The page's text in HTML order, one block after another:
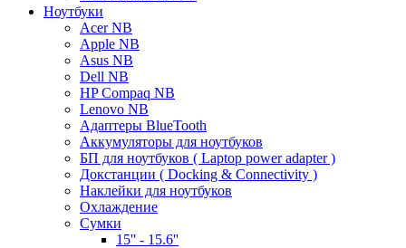
Ноутбуки
Acer NB
Apple NB
Asus NB
Dell NB
HP Compaq NB
Lenovo NB
Адаптеры BlueTooth
Аккумуляторы для ноутбуков
БП для ноутбуков ( Laptop power adapter )
Докстанции ( Docking & Connectivity )
Наклейки для ноутбуков
Охлаждение
Сумки
15'' - 15.6''